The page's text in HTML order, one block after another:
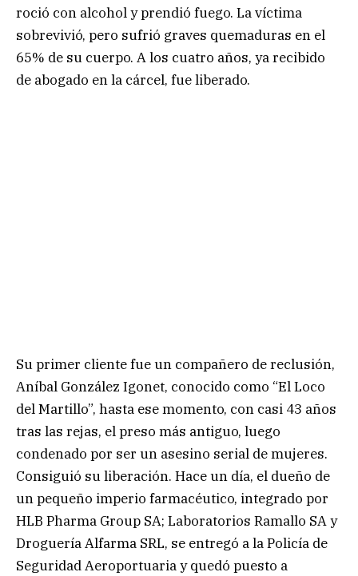
roció con alcohol y prendió fuego. La víctima
sobrevivió, pero sufrió graves quemaduras en el
65% de su cuerpo. A los cuatro años, ya recibido
de abogado en la cárcel, fue liberado.
Su primer cliente fue un compañero de reclusión,
Aníbal González Igonet, conocido como “El Loco
del Martillo”, hasta ese momento, con casi 43 años
tras las rejas, el preso más antiguo, luego
condenado por ser un asesino serial de mujeres.
Consiguió su liberación. Hace un día, el dueño de
un pequeño imperio farmacéutico, integrado por
HLB Pharma Group SA; Laboratorios Ramallo SA y
Droguería Alfarma SRL, se entregó a la Policía de
Seguridad Aeroportuaria y quedó puesto a